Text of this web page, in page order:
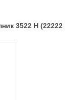
3522 Н (22222